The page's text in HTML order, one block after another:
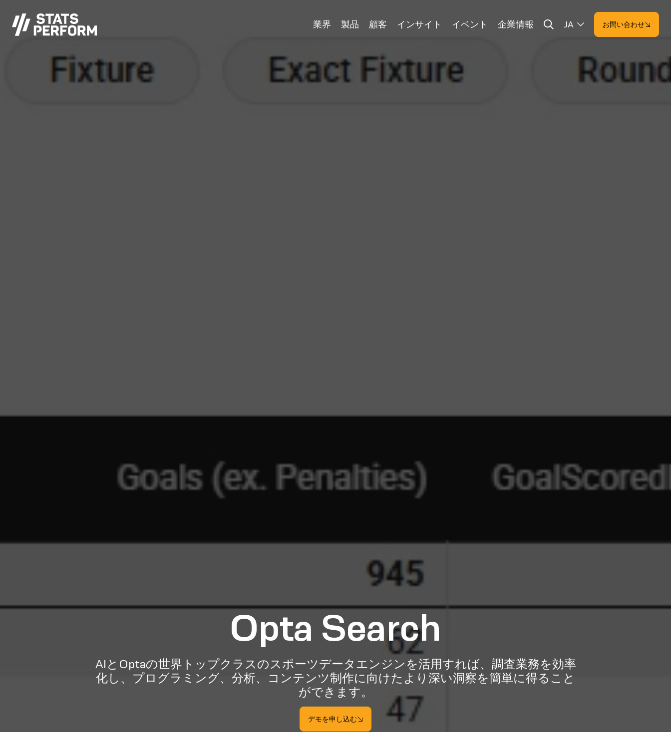
業界
製品 顧客 インサイト イベント 企業情報 JA お問い合わせ
Opta Search
AIとOptaの世界トップクラスのスポーツデータエンジンを活用すれば、調査業務を効率
化し、プログラミング、分析、コンテンツ制作に向けたより深い洞察を簡単に得ること
ができます。
デモを申し込む